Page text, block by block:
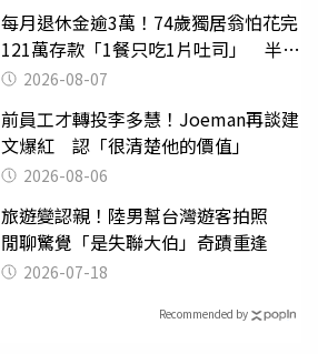
每月退休金逾3萬！74歲獨居翁怕花完
121萬存款「1餐只吃1片吐司」 半年
後暴瘦嚇壞女兒
2026-08-07
前員工才轉投李多慧！Joeman再談建
文爆紅 認「很清楚他的價值」
2026-08-06
旅遊變認親！陸男幫台灣遊客拍照
閒聊驚覺「是失聯大伯」奇蹟重逢
2026-07-18
Recommended by